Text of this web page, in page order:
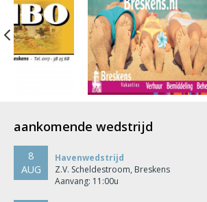
Previous
aankomende wedstrijd
8
AUG
Havenwedstrijd
Z.V. Scheldestroom, Breskens
Aanvang: 11:00u